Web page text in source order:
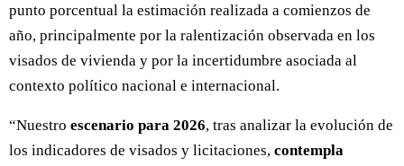
punto porcentual la estimación realizada a comienzos de
año, principalmente por la ralentización observada en los
visados de vivienda y por la incertidumbre asociada al
contexto político nacional e internacional.
“Nuestro escenario para 2026, tras analizar la evolución de
los indicadores de visados y licitaciones, contempla